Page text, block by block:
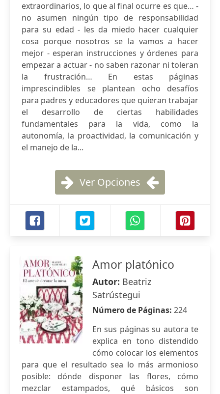
extraordinarios, lo que al final ocurre es que… -
no asumen ningún tipo de responsabilidad
para su edad - les da miedo hacer cualquier
cosa porque nosotros se la vamos a hacer
mejor - esperan instrucciones y órdenes para
empezar a actuar - no saben razonar ni toleran
la frustración… En estas páginas
imprescindibles se plantean ocho desafíos
para padres y educadores que quieran trabajar
el desarrollo de ciertas habilidades
fundamentales para la vida, como la
autonomía, la proactividad, la comunicación y
el manejo de la...
Ver Opciones
Amor platónico
Autor: Beatriz
Satrústegui
Número de Páginas: 224
En sus páginas su autora te
explica en tono distendido
cómo colocar los elementos
para que el resultado sea lo más armonioso
posible: dónde disponer las flores, cómo
mezclar estampados, qué básicos son